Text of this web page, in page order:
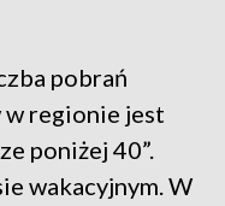
pobrań
w regionie jest
poniżej 40”.
wakacyjnym. W